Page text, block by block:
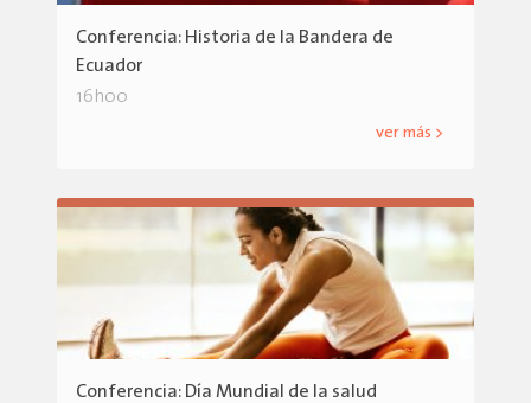
Conferencia: Historia de la Bandera de
Ecuador
16h00
ver más >
Conferencia: Día Mundial de la salud